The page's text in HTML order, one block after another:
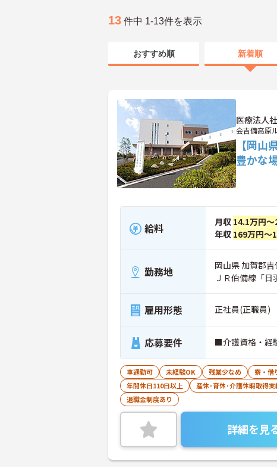
13 件中 1-13件を表示
おすすめ順 新着順
医療法人
会吉備高原
【岡
豊かな
給料 月収 14.1万円
年収 169万円～
勤務地
岡山県 加賀郡
ＪＲ伯備線「
雇用形態 正社員(正職員)
応募要件 ■介護資格・経
車通勤可 未経験OK 残業少なめ 寮・借
年間休日110日以上
産休･育休･介護休暇取得実
退職金制度あり
詳細を見